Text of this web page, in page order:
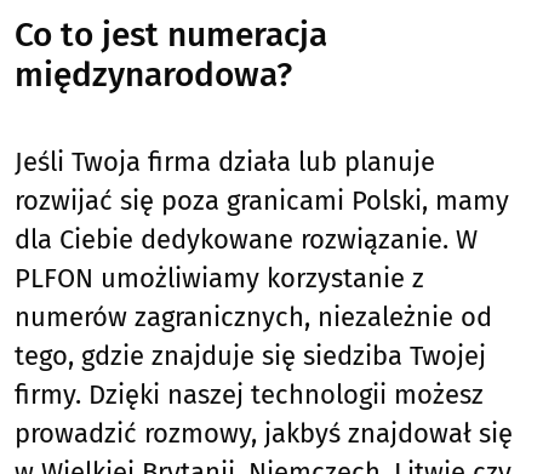
Co to jest numeracja
międzynarodowa?
Jeśli Twoja firma działa lub planuje
rozwijać się poza granicami Polski, mamy
dla Ciebie dedykowane rozwiązanie. W
PLFON umożliwiamy korzystanie z
numerów zagranicznych, niezależnie od
tego, gdzie znajduje się siedziba Twojej
firmy. Dzięki naszej technologii możesz
prowadzić rozmowy, jakbyś znajdował się